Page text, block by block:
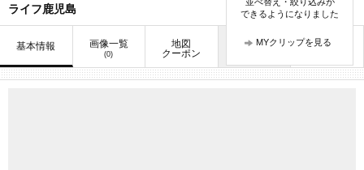
できるようになりました
MYクリップを見る
ライフ鹿児島
基本情報 画像一覧
(0)
地図
クーポン
お知らせ 口コミ